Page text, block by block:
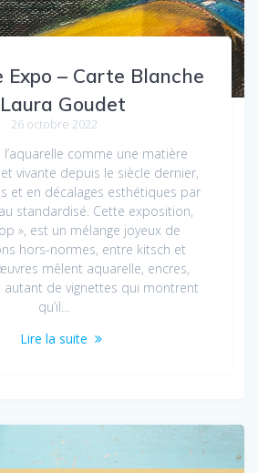
Expo – Carte Blanche
Goudet
26 octobre 2022
l’aquarelle comme une matière
vivante depuis le siècle dernier,
et en décalages esthétiques par
standardisé. Cette exposition,
», est un mélange joyeux de
hors-normes, entre kitsch et
mêlent aquarelle, encres,
autant de vignettes qui montrent
qu’il…
Lire la suite